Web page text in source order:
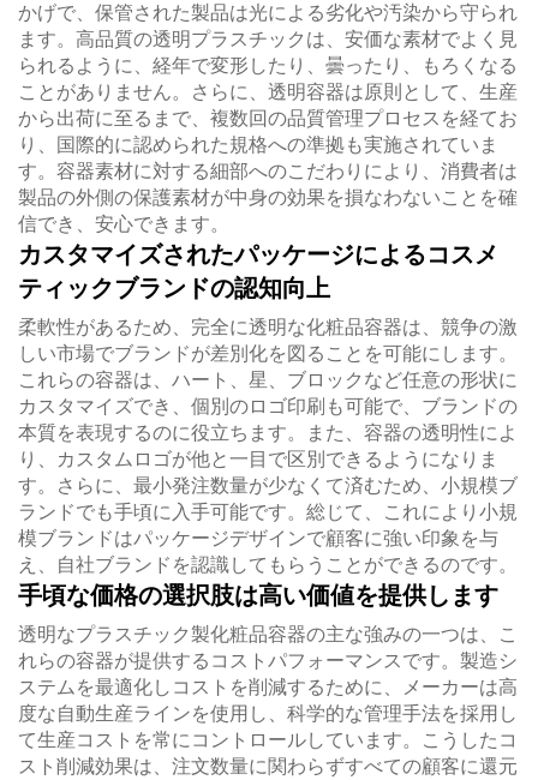
かげで、保管された製品は光による劣化や汚染から守られ
ます。高品質の透明プラスチックは、安価な素材でよく見
られるように、経年で変形したり、曇ったり、もろくなる
ことがありません。さらに、透明容器は原則として、生産
から出荷に至るまで、複数回の品質管理プロセスを経てお
り、国際的に認められた規格への準拠も実施されていま
す。容器素材に対する細部へのこだわりにより、消費者は
製品の外側の保護素材が中身の効果を損なわないことを確
信でき、安心できます。
カスタマイズされたパッケージによるコスメ
ティックブランドの認知向上
柔軟性があるため、完全に透明な化粧品容器は、競争の激
しい市場でブランドが差別化を図ることを可能にします。
これらの容器は、ハート、星、ブロックなど任意の形状に
カスタマイズでき、個別のロゴ印刷も可能で、ブランドの
本質を表現するのに役立ちます。また、容器の透明性によ
り、カスタムロゴが他と一目で区別できるようになりま
す。さらに、最小発注数量が少なくて済むため、小規模ブ
ランドでも手頃に入手可能です。総じて、これにより小規
模ブランドはパッケージデザインで顧客に強い印象を与
え、自社ブランドを認識してもらうことができるのです。
手頃な価格の選択肢は高い価値を提供します
透明なプラスチック製化粧品容器の主な強みの一つは、こ
れらの容器が提供するコストパフォーマンスです。製造シ
ステムを最適化しコストを削減するために、メーカーは高
度な自動生産ラインを使用し、科学的な管理手法を採用し
て生産コストを常にコントロールしています。こうしたコ
スト削減効果は、注文数量に関わらずすべての顧客に還元